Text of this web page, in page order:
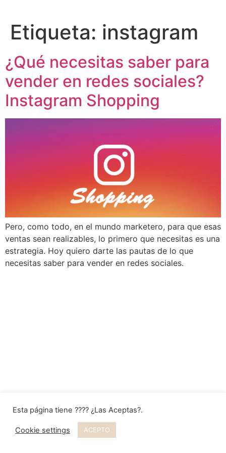
Etiqueta: instagram
¿Qué necesitas saber para
vender en redes sociales?
Instagram Shopping
Pero, como todo, en el mundo marketero, para que esas
ventas sean realizables, lo primero que necesitas es una
estrategia. Hoy quiero darte las pautas de lo que
necesitas saber para vender en redes sociales.
Esta página tiene ???? ¿Las Aceptas?.
Cookie settings ACEPTO